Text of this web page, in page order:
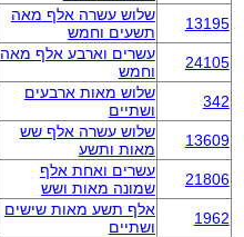
13195
שלוש עשרה אלף מאה
תשעים וחמש
24105
עשרים וארבע אלף מאה
וחמש
342
שלוש מאות ארבעים
ושתיים
13609
שלוש עשרה אלף שש
מאות ותשע
21806
עשרים ואחת אלף
שמונה מאות ושש
1962
אלף תשע מאות שישים
ושתיים